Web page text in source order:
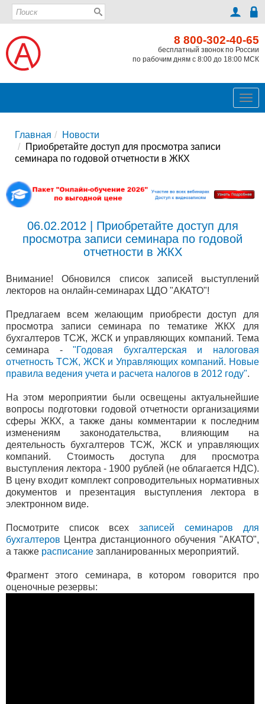
8 800-302-40-65
бесплатный звонок по России
по рабочим дням с 8:00 до 18:00 МСК
Главная
Новости
Приобретайте доступ для просмотра записи
семинара по годовой отчетности в ЖКХ
06.02.2012 | Приобретайте доступ для
просмотра записи семинара по годовой
отчетности в ЖКХ
Внимание! Обновился список записей выступлений
лекторов на онлайн-семинарах ЦДО "АКАТО"!
Предлагаем всем желающим приобрести доступ для
просмотра записи семинара по тематике ЖКХ для
бухгалтеров ТСЖ, ЖСК и управляющих компаний. Тема
семинара -"Годовая бухгалтерская и налоговая
отчетность ТСЖ, ЖСК и Управляющих компаний. Новые
правила ведения учета и расчета налогов в 2012 году".
На этом мероприятии были освещены актуальнейшие
вопросы подготовки годовой отчетности организациями
сферы ЖКХ, а также даны комментарии к последним
изменениям законодательства, влияющим на
деятельность бухгалтеров ТСЖ, ЖСК и управляющих
компаний. Стоимость доступа для просмотра
выступления лектора - 1900 рублей (не облагается НДС).
В цену входит комплект сопроводительных нормативных
документов и презентация выступления лектора в
электронном виде.
Посмотрите список всех записей семинаров для
бухгалтеров Центра дистанционного обучения "АКАТО",
а также расписание запланированных мероприятий.
Фрагмент этого семинара, в котором говорится про
оценочные резервы: